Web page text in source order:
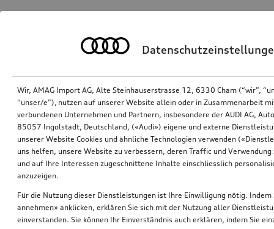
Wir, AMAG Import AG, Alte Steinhauserstrasse 12, 6330 Cham (“wir”,
“unser/e”), nutzen auf unserer Website allein oder in Zusammenarbeit
verbundenen Unternehmen und Partnern, insbesondere der AUDI AG,
85057 Ingolstadt, Deutschland, («Audi») eigene und externe
unserer Website Cookies und ähnliche Technologien verwenden
uns helfen, unsere Website zu verbessern, deren Traffic und Verwendung
und auf Ihre Interessen zugeschnittene Inhalte einschliesslich
anzuzeigen.
Für die Nutzung dieser Dienstleistungen ist Ihre Einwilligung nötig. Indem
annehmen» anklicken, erklären Sie sich mit der Nutzung aller
einverstanden. Sie können Ihr Einverständnis auch erklären, indem Sie